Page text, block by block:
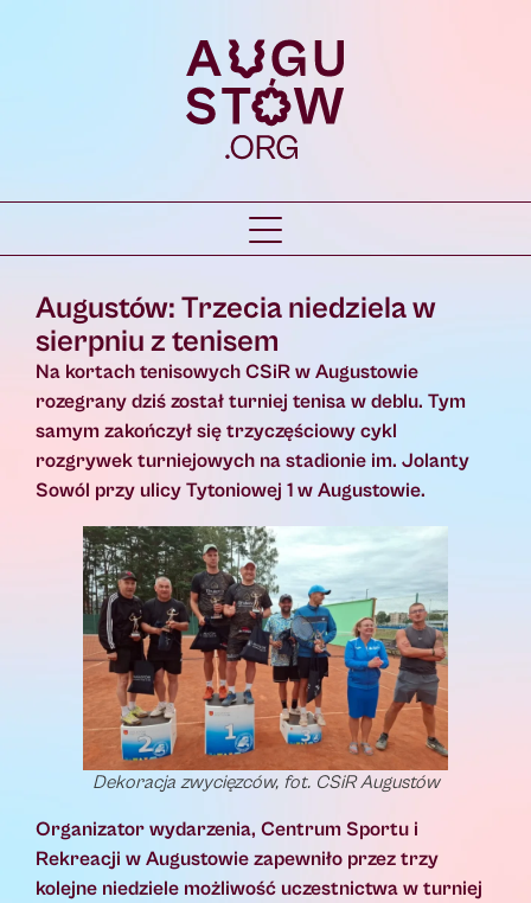
Augustów: Trzecia niedziela w
sierpniu z tenisem
Na kortach tenisowych CSiR w Augustowie
rozegrany dziś został turniej tenisa w deblu. Tym
samym zakończył się trzyczęściowy cykl
rozgrywek turniejowych na stadionie im. Jolanty
Sowól przy ulicy Tytoniowej 1 w Augustowie.
Dekoracja zwycięzców, fot. CSiR Augustów
Organizator wydarzenia, Centrum Sportu i
Rekreacji w Augustowie zapewniło przez trzy
kolejne niedziele możliwość uczestnictwa w turniej